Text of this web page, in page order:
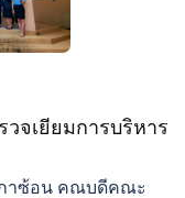
จเยี่ยมการบริหาร
กาซ้อน คณบดีคณะ